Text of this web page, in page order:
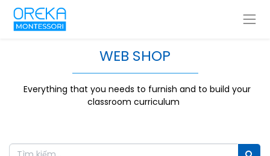
WEB SHOP
Everything that you needs to furnish and to build your
classroom curriculum